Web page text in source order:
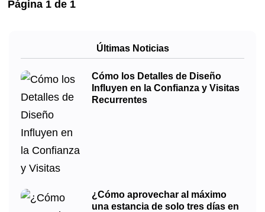
Página 1 de 1
Últimas Noticias
Cómo los Detalles de Diseño
Influyen en la Confianza y Visitas
Recurrentes
¿Cómo aprovechar al máximo
una estancia de solo tres días en